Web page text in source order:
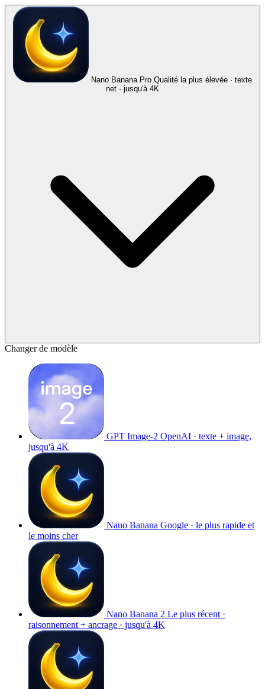
Nano Banana Pro Qualité la plus élevée · texte
net · jusqu'à 4K
Changer de modèle
GPT Image-2 OpenAI · texte + image,
jusqu'à 4K
Nano Banana Google · le plus rapide et
le moins cher
Nano Banana 2 Le plus récent ·
raisonnement + ancrage · jusqu'à 4K